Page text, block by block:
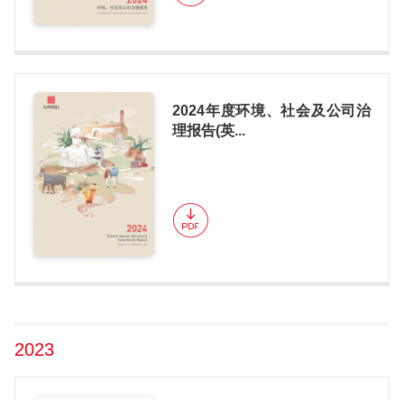
2024年度环境、社会及公司治
理报告(英...
2023